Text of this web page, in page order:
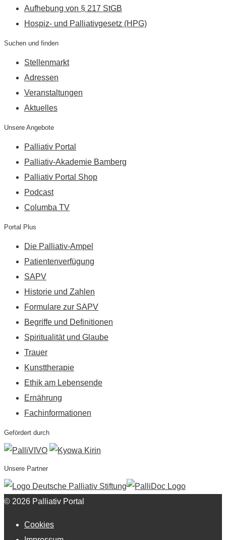
Aufhebung von § 217 StGB
Hospiz- und Palliativgesetz (HPG)
Suchen und finden
Stellenmarkt
Adressen
Veranstaltungen
Aktuelles
Unsere Angebote
Palliativ Portal
Palliativ-Akademie Bamberg
Palliativ Portal Shop
Podcast
Columba TV
Portal Plus
Die Palliativ-Ampel
Patientenverfügung
SAPV
Historie und Zahlen
Formulare zur SAPV
Begriffe und Definitionen
Spiritualität und Glaube
Trauer
Kunsttherapie
Ethik am Lebensende
Ernährung
Fachinformationen
Gefördert durch
Unsere Partner
© 2026 Palliativ Portal
Cookies